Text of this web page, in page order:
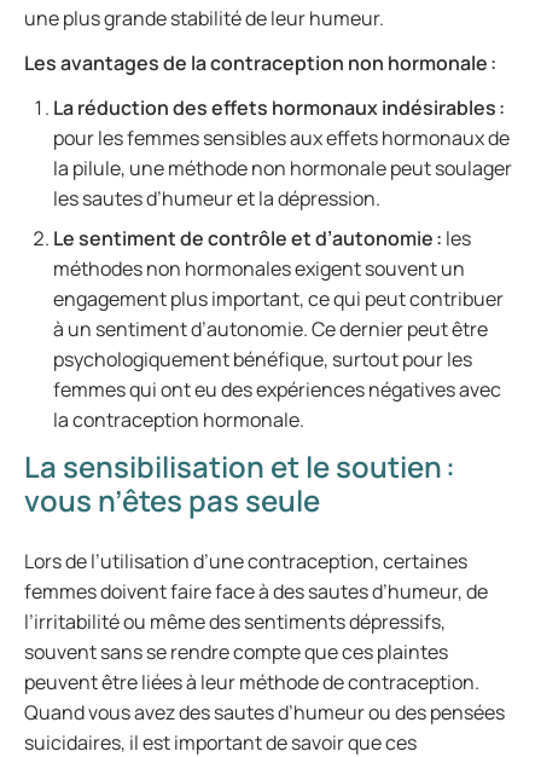
une plus grande stabilité de leur humeur.
Les avantages de la contraception non hormonale :
La réduction des effets hormonaux indésirables :
pour les femmes sensibles aux effets hormonaux de
la pilule, une méthode non hormonale peut soulager
les sautes d’humeur et la dépression.
Le sentiment de contrôle et d’autonomie : les
méthodes non hormonales exigent souvent un
engagement plus important, ce qui peut contribuer
à un sentiment d’autonomie. Ce dernier peut être
psychologiquement bénéfique, surtout pour les
femmes qui ont eu des expériences négatives avec
la contraception hormonale.
La sensibilisation et le soutien :
vous n’êtes pas seule
Lors de l’utilisation d’une contraception, certaines
femmes doivent faire face à des sautes d’humeur, de
l’irritabilité ou même des sentiments dépressifs,
souvent sans se rendre compte que ces plaintes
peuvent être liées à leur méthode de contraception.
Quand vous avez des sautes d’humeur ou des pensées
suicidaires, il est important de savoir que ces